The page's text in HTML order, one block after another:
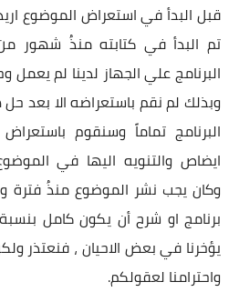
قبل البدأ في استعراض الموضوع
تم البدأ في كتابته منذُ شهور
البرنامج علي الجهاز لدينا لم
وبذلك لم نقم باستعراضه الا بعد
البرنامج تماماً وسنقوم
ايضاص والتنويه اليها في
وكان يجب نشر الموضوع منذُ فترة
يؤخرنا في بعض الاحيان ، فنعتذر
واحترامنا لعقولكم.